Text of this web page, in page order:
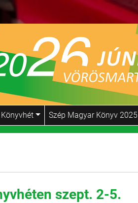
Könyvhét Szép Magyar Könyv 2025
szept. 2-5.